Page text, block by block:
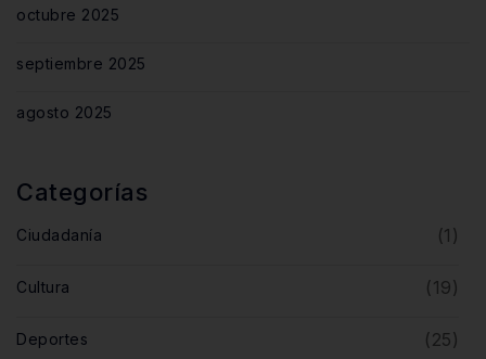
octubre 2025
septiembre 2025
agosto 2025
Categorías
Ciudadanía (1)
Cultura (19)
Deportes (25)